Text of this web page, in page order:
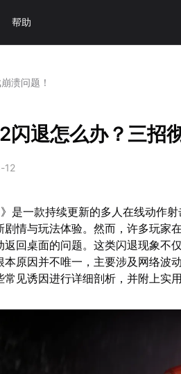
帮助
溃问题！
闪退怎么办？三招
12
》是一款持续更新的多人在线动作
剧情与玩法体验。然而，许多玩家
返回桌面的问题。这类闪退现象不
本原因并不唯一，主要涉及网络波
常见诱因进行详细剖析，并附上实用